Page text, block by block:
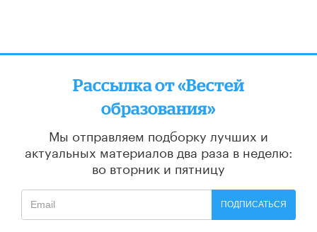
Рассылка от «Вестей
образования»
Мы отправляем подборку лучших и
актуальных материалов два раза в неделю:
во вторник и пятницу
ПОДПИСАТЬСЯ